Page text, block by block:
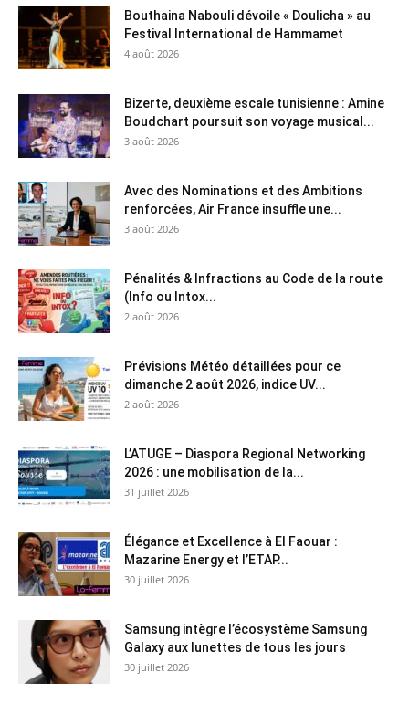
Bouthaina Nabouli dévoile « Doulicha » au
Festival International de Hammamet
4 août 2026
Bizerte, deuxième escale tunisienne : Amine
Boudchart poursuit son voyage musical...
3 août 2026
Avec des Nominations et des Ambitions
renforcées, Air France insuffle une...
3 août 2026
Pénalités & Infractions au Code de la route
(Info ou Intox...
2 août 2026
Prévisions Météo détaillées pour ce
dimanche 2 août 2026, indice UV...
2 août 2026
L’ATUGE – Diaspora Regional Networking
2026 : une mobilisation de la...
31 juillet 2026
Élégance et Excellence à El Faouar :
Mazarine Energy et l’ETAP...
30 juillet 2026
Samsung intègre l’écosystème Samsung
Galaxy aux lunettes de tous les jours
30 juillet 2026